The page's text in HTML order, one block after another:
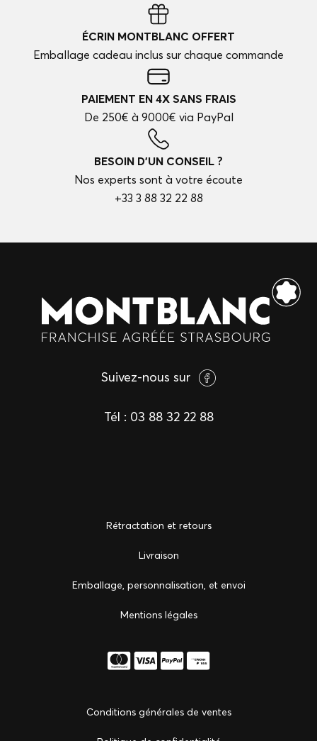
ÉCRIN MONTBLANC OFFERT
Emballage cadeau inclus sur chaque commande
PAIEMENT EN 4X SANS FRAIS
De 250€ à 9000€ via PayPal
BESOIN D'UN CONSEIL ?
Nos experts sont à votre écoute
+33 3 88 32 22 88
Suivez-nous sur
Tél : 03 88 32 22 88
Rétractation et retours
Livraison
Emballage, personnalisation, et envoi
Mentions légales
Conditions générales de ventes